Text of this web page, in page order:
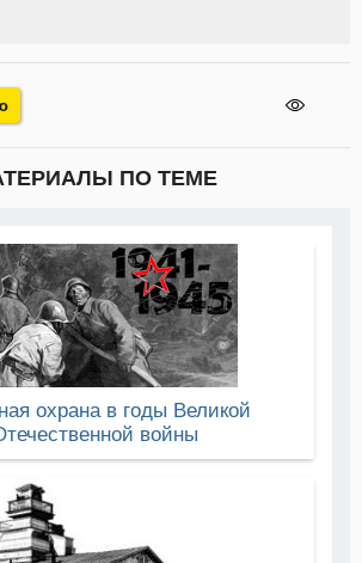
ПО ТЕМЕ
охрана в годы Великой
войны